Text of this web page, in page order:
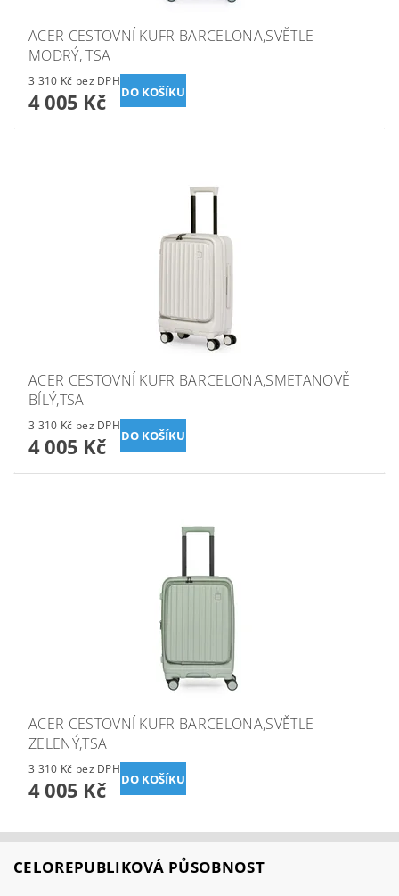
ACER CESTOVNÍ KUFR BARCELONA,SVĚTLE
MODRÝ, TSA
3 310 Kč bez DPH
4 005 Kč
ACER CESTOVNÍ KUFR BARCELONA,SMETANOVĚ
BÍLÝ,TSA
3 310 Kč bez DPH
4 005 Kč
ACER CESTOVNÍ KUFR BARCELONA,SVĚTLE
ZELENÝ,TSA
3 310 Kč bez DPH
4 005 Kč
CELOREPUBLIKOVÁ PŮSOBNOST